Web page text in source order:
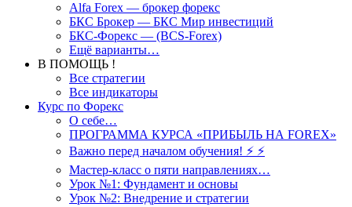
Alfa Forex — брокер форекс
БКС Брокер — БКС Мир инвестиций
БКС-Форекс — (BCS-Forex)
Ещё варианты…
В ПОМОЩЬ !
Все стратегии
Все индикаторы
Курс по Форекс
О себе…
ПРОГРАММА КУРСА «ПРИБЫЛЬ НА FOREX»
Важно перед началом обучения! ⚡ ⚡
Мастер-класс о пяти направлениях…
Урок №1: Фундамент и основы
Урок №2: Внедрение и стратегии